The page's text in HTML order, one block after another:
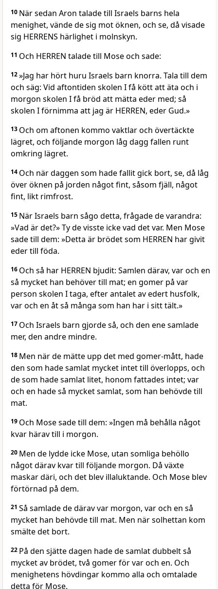
10 När sedan Aron talade till Israels barns hela
menighet, vände de sig mot öknen, och se, då visade
sig HERRENS härlighet i molnskyn.
11 Och HERREN talade till Mose och sade:
12»Jag har hört huru Israels barn knorra. Tala till dem
och säg: Vid aftontiden skolen I få kött att äta och i
morgon skolen I få bröd att mätta eder med; så
skolen I förnimma att jag är HERREN, eder Gud.»
13 Och om aftonen kommo vaktlar och övertäckte
lägret, och följande morgon låg dagg fallen runt
omkring lägret.
14 Och när daggen som hade fallit gick bort, se, då låg
över öknen på jorden något fint, såsom fjäll, något
fint, likt rimfrost.
15 När Israels barn sågo detta, frågade de varandra:
»Vad är det?» Ty de visste icke vad det var. Men Mose
sade till dem: »Detta är brödet som HERREN har givit
eder till föda.
16 Och så har HERREN bjudit: Samlen därav, var och en
så mycket han behöver till mat; en gomer på var
person skolen I taga, efter antalet av edert husfolk,
var och en åt så många som han har i sitt tält.»
17 Och Israels barn gjorde så, och den ene samlade
mer, den andre mindre.
18 Men när de mätte upp det med gomer-mått, hade
den som hade samlat mycket intet till överlopps, och
de som hade samlat litet, honom fattades intet; var
och en hade så mycket samlat, som han behövde till
mat.
19 Och Mose sade till dem: »Ingen må behålla något
kvar härav till i morgon.
20 Men de lydde icke Mose, utan somliga behöllo
något därav kvar till följande morgon. Då växte
maskar däri, och det blev illaluktande. Och Mose blev
förtörnad på dem.
21 Så samlade de därav var morgon, var och en så
mycket han behövde till mat. Men när solhettan kom
smälte det bort.
22 På den sjätte dagen hade de samlat dubbelt så
mycket av brödet, två gomer för var och en. Och
menighetens hövdingar kommo alla och omtalade
detta för Mose.